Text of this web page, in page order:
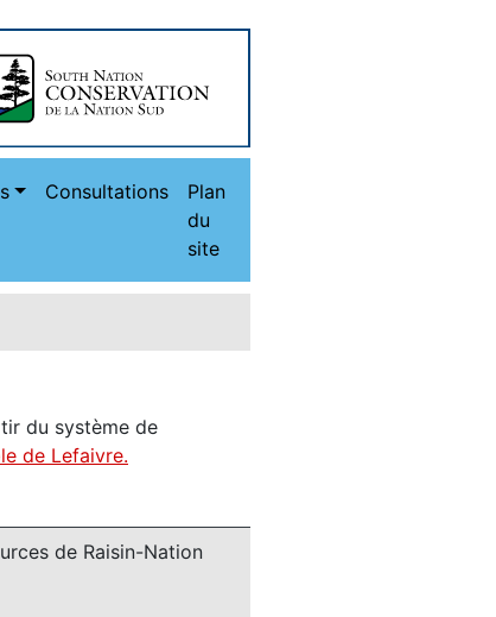
Consultations
Plan
du
site
du système de
de Lefaivre.
de Raisin-Nation